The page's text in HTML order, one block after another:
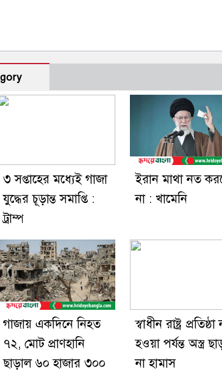
৩ সপ্তাহের মধ্যেই গাজা
যুদ্ধের চূড়ান্ত সমাপ্তি :
ট্রাম্প
ইরান মাথা নত
না : খামেনি
গাজায় একদিনে নিহত
৭২, মোট প্রাণহানি
ছাড়াল ৬০ হাজার ৩০০
স্বাধীন রাষ্ট্র প্রতিষ্ঠা
হওয়া পর্যন্ত অস্ত্র
না হামাস